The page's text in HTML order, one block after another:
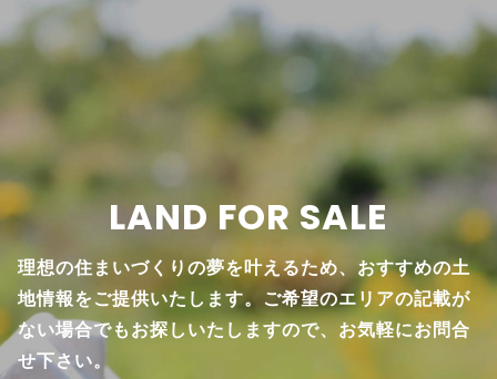
LAND FOR SALE
理想の住まいづくりの夢を叶えるため、おすすめの土
地情報をご提供いたします。ご希望のエリアの記載が
ない場合でもお探しいたしますので、お気軽にお問合
せ下さい。